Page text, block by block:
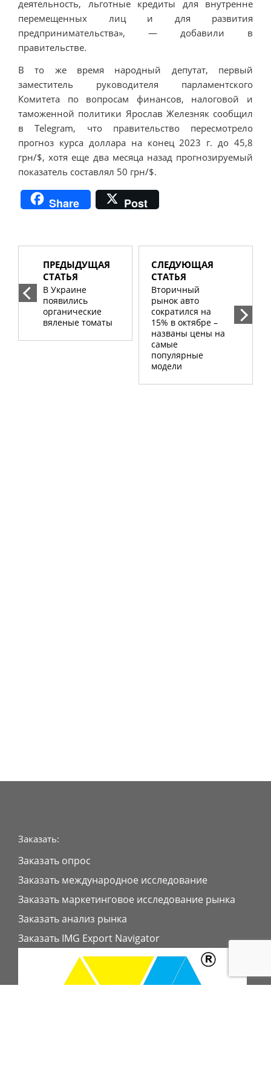
деятельность, льготные кредиты для внутренне
перемещенных лиц и для развития
предпринимательства», — добавили в
правительстве.
В то же время народный депутат, первый
заместитель руководителя парламентского
Комитета по вопросам финансов, налоговой и
таможенной политики Ярослав Железняк сообщил
в Telegram, что правительство пересмотрело
прогноз курса доллара на конец 2023 г. до 45,8
грн/$, хотя еще два месяца назад прогнозируемый
показатель составлял 50 грн/$.
Share Post
ПРЕДЫДУЩАЯ
СТАТЬЯ
В Украине
появились
органические
вяленые томаты
СЛЕДУЮЩАЯ
СТАТЬЯ
Вторичный
рынок авто
сократился на
15% в октябре –
названы цены на
самые
популярные
модели
Заказать:
Заказать опрос
Заказать международное исследование
Заказать маркетинговое исследование рынка
Заказать анализ рынка
Заказать IMG Export Navigator